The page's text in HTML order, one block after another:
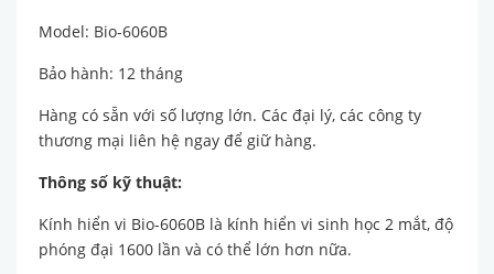
Model: Bio-6060B
Bảo hành: 12 tháng
Hàng có sẵn với số lượng lớn. Các đại lý, các công ty
thương mại liên hệ ngay để giữ hàng.
Thông số kỹ thuật:
Kính hiển vi Bio-6060B là kính hiển vi sinh học 2 mắt, độ
phóng đại 1600 lần và có thể lớn hơn nữa.